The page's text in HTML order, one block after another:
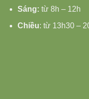
Sáng: từ 8h – 12h
Chiều: từ 13h30 –